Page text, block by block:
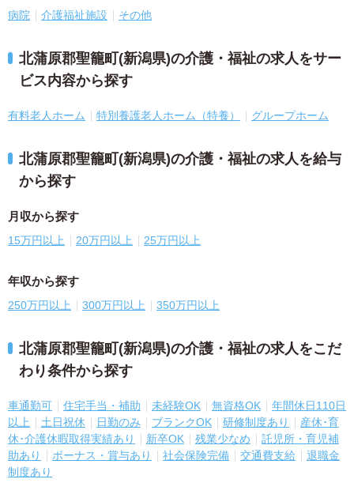
病院 介護福祉施設 その他
北蒲原郡聖籠町(新潟県)の介護・福祉の求人をサー
ビス内容から探す
有料老人ホーム 特別養護老人ホーム（特養） グループホーム
北蒲原郡聖籠町(新潟県)の介護・福祉の求人を給与
から探す
月収から探す
15万円以上 20万円以上 25万円以上
年収から探す
250万円以上 300万円以上 350万円以上
北蒲原郡聖籠町(新潟県)の介護・福祉の求人をこだ
わり条件から探す
車通勤可 住宅手当・補助 未経験OK 無資格OK
年間休日110日
以上
土日祝休 日勤のみ ブランクOK 研修制度あり
産休･育
休･介護休暇取得実績あり
新卒OK 残業少なめ
託児所・育児補
助あり
ボーナス・賞与あり 社会保険完備 交通費支給
退職金
制度あり